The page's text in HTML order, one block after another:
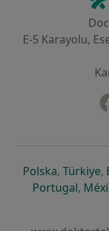
E-5 Karayolu,
Polskayeni bir
, Türkiye,
Portugalyeni
,